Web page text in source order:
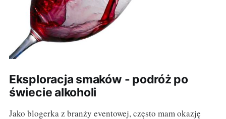
Eksploracja smaków - podróż po
świecie alkoholi
Jako blogerka z branży eventowej, często mam okazję